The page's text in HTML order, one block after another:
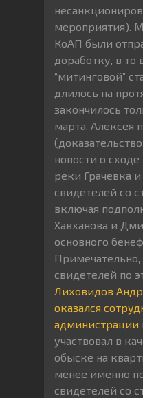
мероприятия).
КоАП были
доработку, в то
“митинговой”
длилось на
закончилось
марта. Алексея
новости о
реки Грачевка
свидетелей со
включая
Хавханова и
основного
свидетелей по
Лиховидов
оказался
администрации
участвовал в
обыске на
менее именно
свидетелей со